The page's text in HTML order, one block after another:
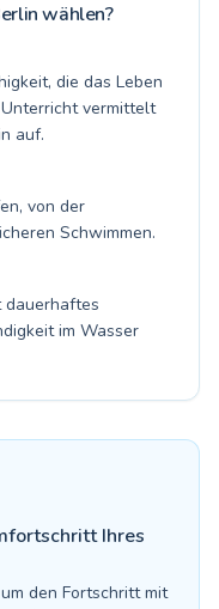
wählen?
die das Leben
vermittelt
auf.
von der
Schwimmen.
dauerhaftes
im Wasser
Ihres
den Fortschritt mit